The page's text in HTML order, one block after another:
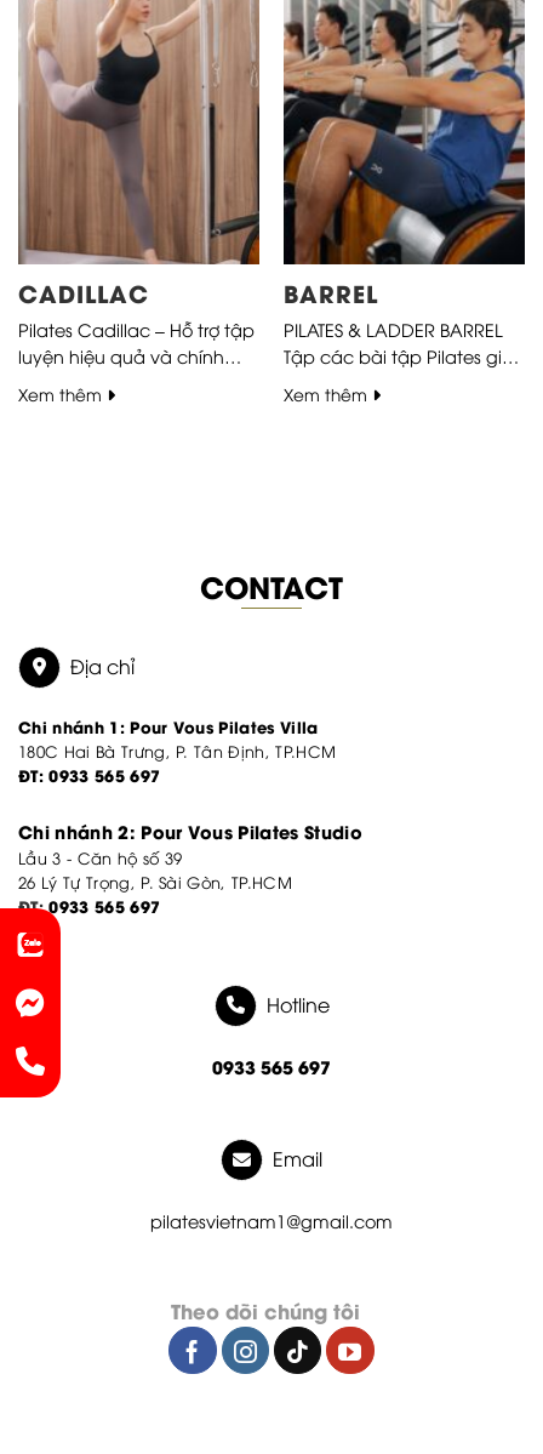
các cơ sẽ khó chảy xệ,
nhão lỏng ra ngay cả khi
bạn không còn tập luyện
thường xuyên....
CADILLAC
Pilates Cadillac – Hỗ trợ tập
luyện hiệu quả và chính
xác Tương tự như Reformer,
các công cụ và thiết bị trên
Xem thêm
BARREL
PILATES & LADDER BARREL
Tập các bài tập Pilates giúp
tăng cường sức mạnh
nhóm cơ trung tâm của cơ
Xem thêm
CONTACT
Địa chỉ
Chi nhánh 1: Pour Vous Pilates Villa
180C Hai Bà Trưng, P. Tân Định, TP.HCM
ĐT:0933 565 697
Chi nhánh 2: Pour Vous Pilates Studio
Lầu 3 - Căn hộ số 39
26 Lý Tự Trọng, P. Sài Gòn, TP.HCM
ĐT:0933 565 697
Hotline
0933 565 697
Email
pilatesvietnam1@gmail.com
Theo dõi chúng tôi